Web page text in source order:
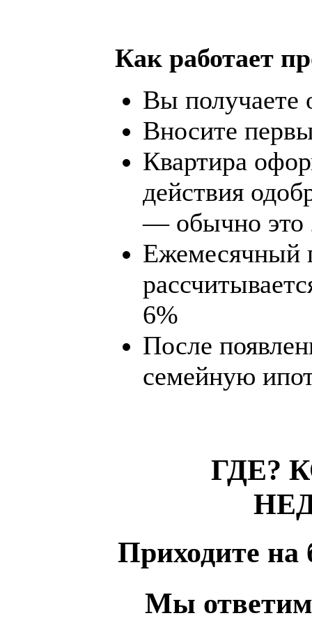
Как работает
Вы получаете
Вносите
Квартира
действия
— обычно это
Ежемесячный
6%
После
семейную
ГДЕ?
Приходите на
Мы